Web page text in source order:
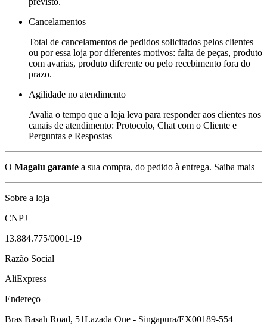
Cancelamentos
Total de cancelamentos de pedidos solicitados pelos clientes
ou por essa loja por diferentes motivos: falta de peças, produto
com avarias, produto diferente ou pelo recebimento fora do
prazo.
Agilidade no atendimento
Avalia o tempo que a loja leva para responder aos clientes nos
canais de atendimento: Protocolo, Chat com o Cliente e
Perguntas e Respostas
O Magalu garante a sua compra, do pedido à entrega. Saiba mais
Sobre a loja
CNPJ
13.884.775/0001-19
Razão Social
AliExpress
Endereço
Bras Basah Road, 51Lazada One - Singapura/EX00189-554